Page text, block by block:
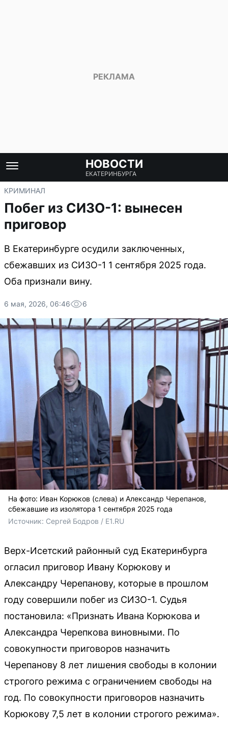
НОВОСТИ
ЕКАТЕРИНБУРГА
КРИМИНАЛ
Побег из СИЗО-1: вынесен
приговор
В Екатеринбурге осудили заключенных,
сбежавших из СИЗО-1 1 сентября 2025 года.
Оба признали вину.
6 мая, 2026, 06:46 6
На фото: Иван Корюков (слева) и Александр Черепанов,
сбежавшие из изолятора 1 сентября 2025 года
Источник: Сергей Бодров / Е1.RU
Верх-Исетский районный суд Екатеринбурга
огласил приговор Ивану Корюкову и
Александру Черепанову, которые в прошлом
году совершили побег из СИЗО-1. Судья
постановила: «Признать Ивана Корюкова и
Александра Черепкова виновными. По
совокупности приговоров назначить
Черепанову 8 лет лишения свободы в колонии
строгого режима с ограничением свободы на
год. По совокупности приговоров назначить
Корюкову 7,5 лет в колонии строгого режима».